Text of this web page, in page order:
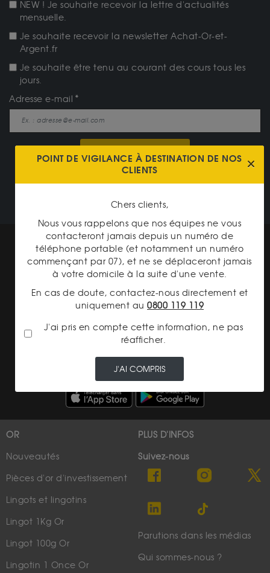
NEW ! Je souhaite recevoir la lettre d'actualités
mensuelle.
Je souhaite recevoir la newsletter Achat-Or-et-
Argent.fr
Je souhaite être tenu au courant des cours tous les
jours.
Adresse e-mail
JE M'ABONNE
NOTRE CATALOGUE
Mentions légales
CGV Gardienor
Charte données personnelles
Conditions générales de vente
OR
Nouveautés
Pièces d'or d'investissement
Lingots et lingotins
Lingot 1Kg Or
Lingot 100g Or
Lingotin 1 Once Or
PLUS D'INFOS
Suivez-nous
Parutions dans les médias
Qui sommes-nous ?
POINT DE VIGILANCE À DESTINATION DE NOS
CLIENTS
Chers clients,
Nous vous rappelons que nos équipes ne vous
contacteront jamais depuis un numéro de
téléphone portable (et notamment un numéro
commençant par 07), et ne se déplaceront jamais
à votre domicile à la suite d'une vente.
En cas de doute, contactez-nous directement et
uniquement au 0800 119 119
J'ai pris en compte cette information, ne pas
réafficher.
J'AI COMPRIS